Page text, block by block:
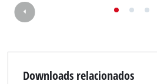
Downloads relacionados